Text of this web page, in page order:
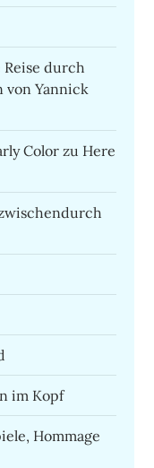
durch
von Yannick
Color zu Here
im Kopf
Hommage